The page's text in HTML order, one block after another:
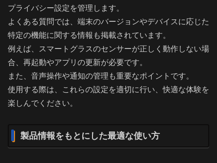
プライバシー設定を管理します。
よくある質問では、端末のバージョンやデバイスに応じた
特定の機能に関する情報も掲載されています。
例えば、スマートグラスのセンサーが正しく動作しない場
合、再起動やアプリの更新が必要です。
また、音声操作や通知の管理も重要なポイントです。
使用する際は、これらの設定を適切に行い、快適な体験を
楽しんでください。
製品情報をもとにした最適な使い方